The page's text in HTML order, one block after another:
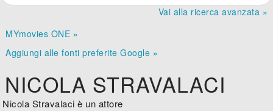
Vai alla ricerca avanzata »
MYmovies ONE »
Aggiungi alle fonti preferite Google »
NICOLA STRAVALACI
Nicola Stravalaci è un attore